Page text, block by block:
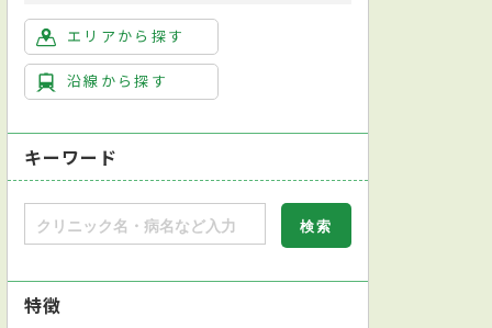
エリアから探す
沿線から探す
キーワード
特徴